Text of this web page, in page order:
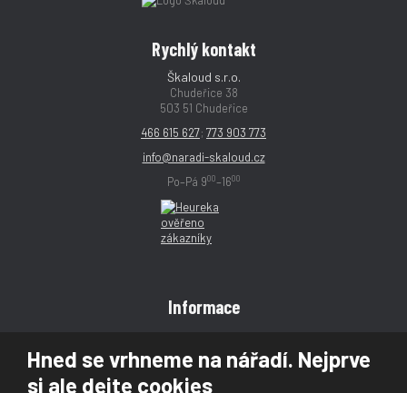
Hned se vrhneme na nářadí. Nejprve
si ale dejte cookies
Rychlý kontakt
Škaloud s.r.o.
Chudeřice 38
503 51 Chudeřice
466 615 627; 773 903 773
info@naradi-skaloud.cz
Po–Pá 900–1600
Informace
Reklamace
Magazín